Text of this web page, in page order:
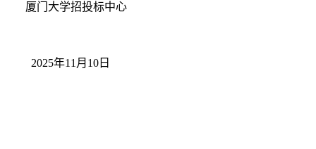
厦门大学招投标中心
2025年11月10日